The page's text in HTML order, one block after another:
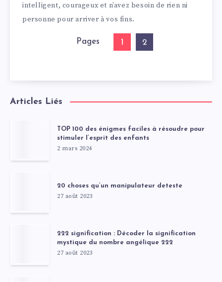
intelligent, courageux et n’avez besoin de rien ni
personne pour arriver à vos fins.
Pages 1 2
Articles Liés
TOP 100 des énigmes faciles à résoudre pour
stimuler l’esprit des enfants
2 mars 2024
20 choses qu’un manipulateur deteste
27 août 2023
222 signification : Décoder la signification
mystique du nombre angélique 222
27 août 2023